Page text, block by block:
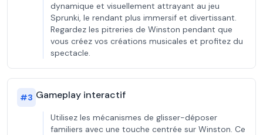
dynamique et visuellement attrayant au jeu
Sprunki, le rendant plus immersif et divertissant.
Regardez les pitreries de Winston pendant que
vous créez vos créations musicales et profitez du
spectacle.
#3 Gameplay interactif
Utilisez les mécanismes de glisser-déposer
familiers avec une touche centrée sur Winston. Ce